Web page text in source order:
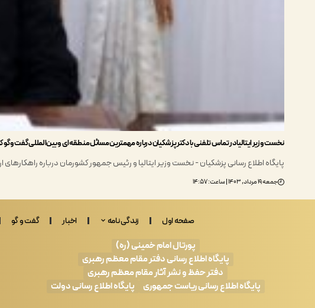
نخست وزیر ایتالیا در تماس تلفنی با دکتر پزشکیان درباره مهمترین مسائل منطقه‌ای و بین‌المللی گفت وگو
پایگاه اطلاع رسانی پزشکیان - نخست وزیر ایتالیا و رئیس جمهور کشورمان درباره راهکارهای
جمعه ۱۹ مرداد, ۱۴۰۳ | ساعت: ۱۴:۵۷
صفحه اول زندگی نامه اخبار گفت و گو
پورتال امام خمینی (ره)
پایگاه اطلاع رسانی دفتر مقام معظم رهبری
دفتر حفظ و نشر آثار مقام معظم رهبری
پایگاه اطلاع رسانی ریاست جمهوری
پایگاه اطلاع رسانی دولت